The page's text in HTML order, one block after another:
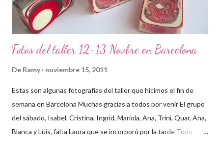
Fotos del taller 12-13 Novbre en Barcelona
De Ramy noviembre 15, 2011
Estas son algunas fotografías del taller que hicimos el fin de
semana en Barcelona Muchas gracias a todos por venir El grupo
del sábado, Isabel, Cristina, Ingrid, Mariola, Ana, Trini, Quar, Ana,
Blanca y Luis, falta Laura que se incorporó por la tarde Todo